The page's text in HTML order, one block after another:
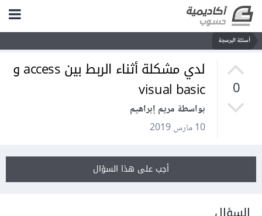
أسئلة البرمجة
0
لدي مشكلة أثناء الربط بين access و
visual basic
بواسطة مريم إبراهيم
10 مارس 2019
أجب على هذا السؤال